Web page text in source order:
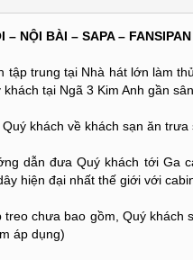
– NỘI BÀI – SAPA –
tập trung tại Nhà hát lớn làm
tại Ngã 3 Kim Anh gần
khách về khách sạn ăn
dẫn đưa Quý khách tới Ga
hiện đại nhất thế giới với
treo chưa bao gồm, Quý
áp dụng)